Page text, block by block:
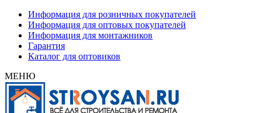
Информация для розничных покупателей
Информация для оптовых покупателей
Информация для монтажников
Гарантия
Каталог для оптовиков
МЕНЮ